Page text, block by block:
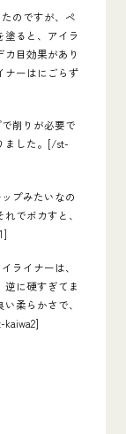
のですが、ペ
ると、アイラ
目効果があり
ナーはにごらず
削りが必要で
ました。[/st-
プみたいなの
でボカすと、
ライナーは、
に硬すぎてま
柔らかさで、